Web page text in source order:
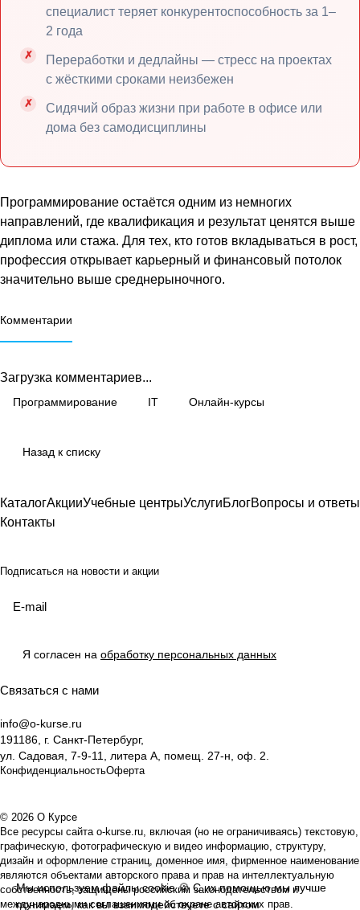
специалист теряет конкурентоспособность за 1–
2 года
Переработки и дедлайны — стресс на проектах
с жёсткими сроками неизбежен
Сидячий образ жизни при работе в офисе или
дома без самодисциплины
Программирование остаётся одним из немногих
направлений, где квалификация и результат ценятся выше
диплома или стажа. Для тех, кто готов вкладываться в рост,
профессия открывает карьерный и финансовый потолок
значительно выше среднерыночного.
Комментарии
Загрузка комментариев...
Программирование IT Онлайн-курсы
Назад к списку
Мы используем файлыcookie🍪 С их помощью мы лучше
понимаем, как вы взаимодействуете с сайтом
КаталогАкцииУчебные центрыУслугиБлогВопросы и ответы
Контакты
Подписаться на новости и акции
Я согласен на обработку персональных данных
Связаться с нами
info@o-kurse.ru
191186, г. Санкт-Петербург,
ул. Садовая, 7-9-11, литера А, помещ. 27-н, оф. 2.
КонфиденциальностьОферта
© 2026 О Курсе
Все ресурсы сайта o-kurse.ru, включая (но не ограничиваясь) текстовую,
графическую, фотографическую и видео информацию, структуру,
дизайн и оформление страниц, доменное имя, фирменное наименование
являются объектами авторского права и прав на интеллектуальную
собственность, защищены российским законодательством и
международными соглашениями об охране авторских прав.